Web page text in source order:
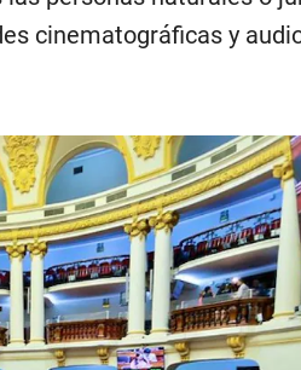
cinematográficas y